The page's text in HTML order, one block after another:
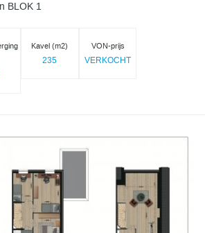
BLOK 1
Kavel (m2)
235
VON-prijs
VERKOCHT